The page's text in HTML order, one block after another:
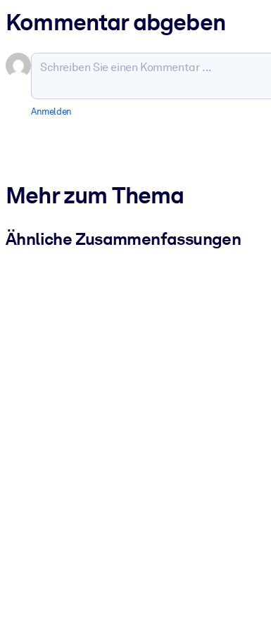
Kommentar abgeben
Anmelden
Mehr zum Thema
Ähnliche Zusammenfassungen